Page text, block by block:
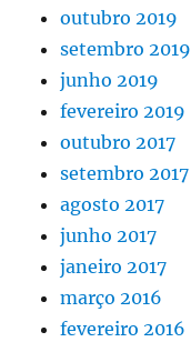
outubro 2019
setembro 2019
junho 2019
fevereiro 2019
outubro 2017
setembro 2017
agosto 2017
junho 2017
janeiro 2017
março 2016
fevereiro 2016